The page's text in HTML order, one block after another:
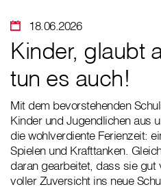
18.06.2026
Kinder, glaubt
tun es auch!
Mit dem bevorstehenden
Kinder und Jugendlichen aus
die wohlverdiente Ferienzeit:
Spielen und Krafttanken.
daran gearbeitet, dass sie
voller Zuversicht ins neue